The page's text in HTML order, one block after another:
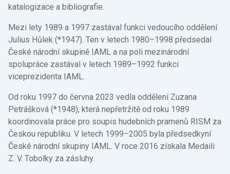
katalogizace a bibliografie.
Mezi lety 1989 a 1997 zastával funkci vedoucího oddělení
Julius Hůlek (*1947). Ten v letech 1980–1998 předsedal
České národní skupině IAML a na poli mezinárodní
spolupráce zastával v letech 1989–1992 funkci
viceprezidenta IAML.
Od roku 1997 do června 2023 vedla oddělení Zuzana
Petrášková (*1948), která nepřetržitě od roku 1989
koordinovala práce pro soupis hudebních pramenů RISM za
Českou republiku. V letech 1999–2005 byla předsedkyní
České národní skupiny IAML. V roce 2016 získala Medaili
Z. V. Tobolky za zásluhy.